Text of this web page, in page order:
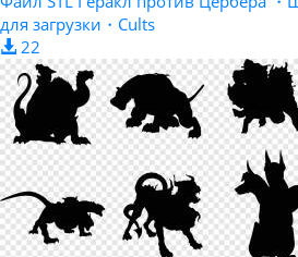
для загрузки・Cults
22